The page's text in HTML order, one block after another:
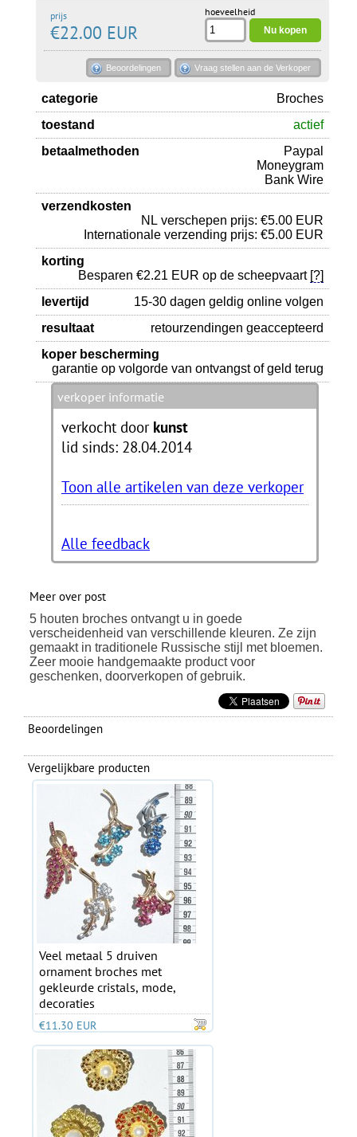
prijs
€22.00 EUR
hoeveelheid
Beoordelingen Vraag stellen aan de Verkoper
categorie
Broches
toestand
actief
betaalmethoden
Paypal
Moneygram
Bank Wire
verzendkosten
NL verschepen prijs: €5.00 EUR
Internationale verzending prijs: €5.00 EUR
korting
Besparen €2.21 EUR op de scheepvaart [?]
levertijd
15-30 dagen geldig online volgen
resultaat
retourzendingen geaccepteerd
koper bescherming
garantie op volgorde van ontvangst of geld terug
verkoper informatie
verkocht door kunst
lid sinds: 28.04.2014
Toon alle artikelen van deze verkoper
Alle feedback
Meer over post
5 houten broches ontvangt u in goede
verscheidenheid van verschillende kleuren. Ze zijn
gemaakt in traditionele Russische stijl met bloemen.
Zeer mooie handgemaakte product voor
geschenken, doorverkopen of gebruik.
Beoordelingen
Vergelijkbare producten
Veel metaal 5 druiven
ornament broches met
gekleurde cristals, mode,
decoraties
€11.30 EUR